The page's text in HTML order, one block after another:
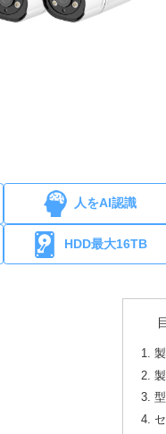
人をAI認識
HDD最大16TB